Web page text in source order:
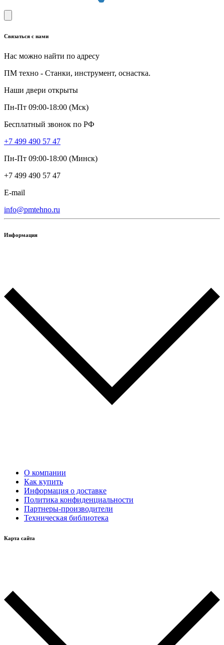
Связаться с нами
Нас можно найти по адресу
ПМ техно - Станки, инструмент, оснастка.
Наши двери открыты
Пн-Пт 09:00-18:00 (Мск)
Бесплатный звонок по РФ
+7 499 490 57 47
Пн-Пт 09:00-18:00 (Минск)
+7 499 490 57 47
E-mail
info@pmtehno.ru
Информация
О компании
Как купить
Информация о доставке
Политика конфиденциальности
Партнеры-производители
Техническая библиотека
Карта сайта